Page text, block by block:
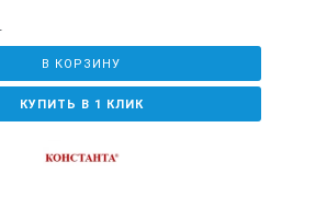
В КОРЗИНУ
КУПИТЬ В 1 КЛИК